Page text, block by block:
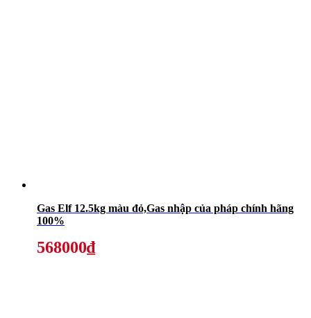
Gas Elf 12.5kg màu đỏ,Gas nhập của pháp chính hãng
100%
568000₫